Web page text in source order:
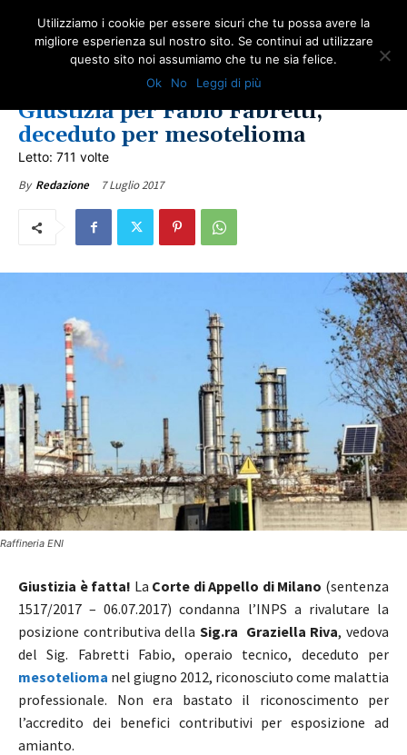
COMUNICATI ONA
ULTIME NOTIZIE
Giustizia per Fabio Fabretti,
deceduto per mesotelioma
Letto: 711 volte
By Redazione 7 Luglio 2017
Raffineria ENI
Giustizia è fatta! La Corte di Appello di Milano (sentenza
1517/2017 – 06.07.2017) condanna l’INPS a rivalutare la
posizione contributiva della Sig.ra Graziella Riva, vedova
del Sig. Fabretti Fabio, operaio tecnico, deceduto per
mesotelioma nel giugno 2012, riconosciuto come malattia
professionale. Non era bastato il riconoscimento per
l’accredito dei benefici contributivi per esposizione ad
amianto.
Utilizziamo i cookie per essere sicuri che tu possa avere la
migliore esperienza sul nostro sito. Se continui ad utilizzare
questo sito noi assumiamo che tu ne sia felice.
Ok
No Leggi di più